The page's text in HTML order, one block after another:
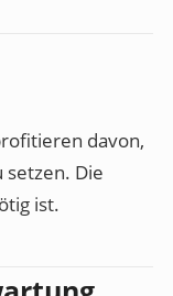
davon,
setzen. Die
ist.